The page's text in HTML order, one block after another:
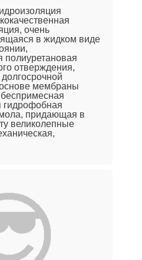
очень
в жидком виде
полиуретановая
отверждения,
мембраны
гидрофобная
придающая в
великолепные